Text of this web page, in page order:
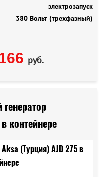
электрозапуск
380 Вольт (трехфазный)
руб.
контейнере